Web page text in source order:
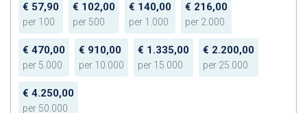
€ 57,90
per 100
€ 102,00
per 500
€ 140,00
per 1.000
€ 216,00
per 2.000
€ 470,00
per 5.000
€ 910,00
per 10.000
€ 1.335,00
per 15.000
€ 2.200,00
per 25.000
€ 4.250,00
per 50.000